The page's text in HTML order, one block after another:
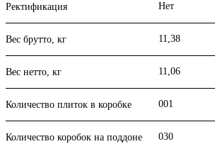
Ректификация Нет
Вес брутто, кг 11,38
Вес нетто, кг 11,06
Количество плиток в коробке 001
Количество коробок на поддоне 030